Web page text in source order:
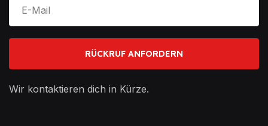
Wir kontaktieren dich in Kürze.